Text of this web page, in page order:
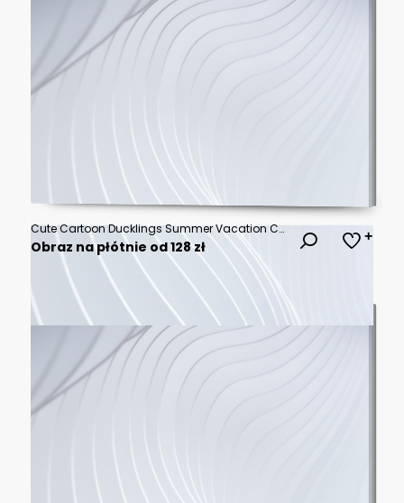
Cute Cartoon Ducklings Summer Vacation Collection Vector Illustration Set Isolated on White Background
Obraz na płótnie od 128 zł